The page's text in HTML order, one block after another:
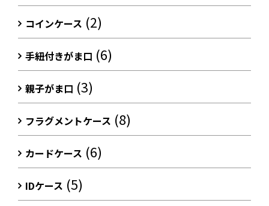
コインケース (2)
手紐付きがま口 (6)
親子がま口 (3)
フラグメントケース (8)
カードケース (6)
IDケース (5)